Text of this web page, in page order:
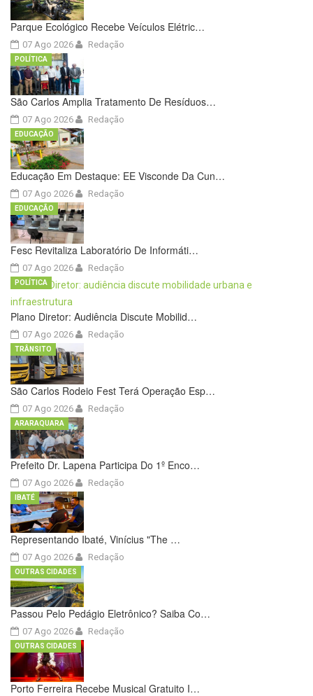
Parque Ecológico Recebe Veículos Elétric…
07 Ago 2026 Redação
São Carlos Amplia Tratamento De Resíduos…
07 Ago 2026
POLÍTICA
Redação
Educação Em Destaque: EE Visconde Da Cun…
07 Ago 2026
EDUCAÇÃO
Redação
Fesc Revitaliza Laboratório De Informáti…
07 Ago 2026
EDUCAÇÃO
Redação
Plano Diretor: Audiência Discute Mobilid…
07 Ago 2026
POLÍTICA
Redação
São Carlos Rodeio Fest Terá Operação Esp…
07 Ago 2026
TRÂNSITO
Redação
Prefeito Dr. Lapena Participa Do 1º Enco…
07 Ago 2026
ARARAQUARA
Redação
Representando Ibaté, Vinícius "The …
07 Ago 2026
IBATÉ
Redação
Passou Pelo Pedágio Eletrônico? Saiba Co…
07 Ago 2026
OUTRAS CIDADES
Redação
Porto Ferreira Recebe Musical Gratuito I…
OUTRAS CIDADES